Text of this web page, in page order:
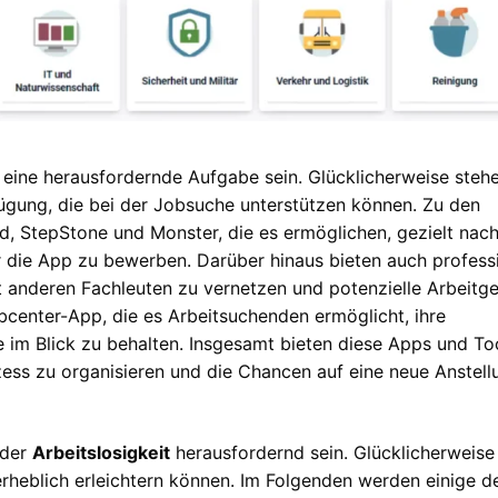
herausfordernde Aufgabe sein. Glücklicherweise
die bei der Jobsuche unterstützen können. Zu den
StepStone und Monster, die es ermöglichen, gezielt nach
App zu bewerben. Darüber hinaus bieten auch
Fachleuten zu vernetzen und potenzielle
App, die es Arbeitsuchenden ermöglicht, ihre
Blick zu behalten. Insgesamt bieten diese Apps und
zu organisieren und die Chancen auf eine neue
Arbeitslosigkeit herausfordernd sein.
erleichtern können. Im Folgenden werden einige